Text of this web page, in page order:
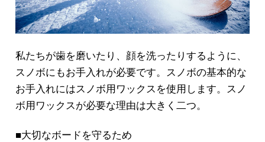
私たちが歯を磨いたり、顔を洗ったりするように、
スノボにもお手入れが必要です。スノボの基本的な
お手入れにはスノボ用ワックスを使用します。スノ
ボ用ワックスが必要な理由は大きく二つ。
■大切なボードを守るため